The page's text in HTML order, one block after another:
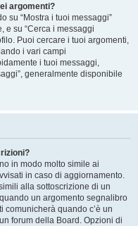
argomenti?
su “Mostra i tuoi messaggi”
e su “Cerca i messaggi
Puoi cercare i tuoi argomenti,
i vari campi
i tuoi messaggi,
generalmente disponibile
in modo molto simile ai
in caso di aggiornamento.
alla sottoscrizione di un
un argomento segnalibro
comunicherà quando c’è un
forum della Board. Opzioni di